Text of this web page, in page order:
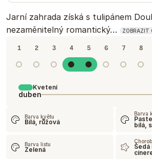
Jarní zahrada získá s tulipánem
nezaměnitelný romantický…
ZOBRAZIT
1 2 3 4 5 6 7 8
Kvetení
duben
Barva květu
Bílá, růžová
Barva
bílá,
Barva listu
Zelená